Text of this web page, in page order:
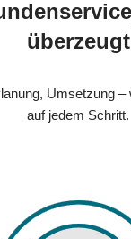
überzeugt
Umsetzung –
auf jedem Schritt.